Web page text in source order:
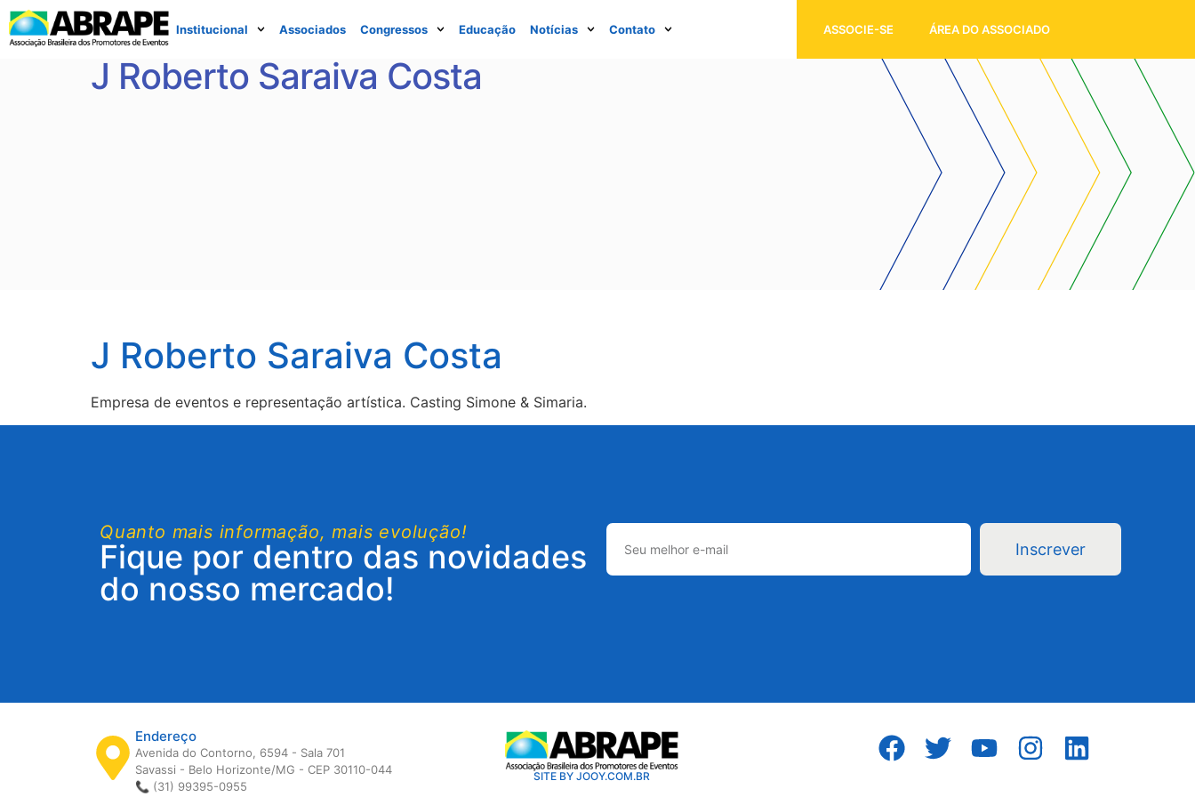
Institucional Associados Congressos Educação Notícias Contato ASSOCIE-SE ÁREA DO ASSOCIADO
J Roberto Saraiva Costa
J Roberto Saraiva Costa
Empresa de eventos e representação artística. Casting Simone & Simaria.
Quanto mais informação, mais evolução!
Fique por dentro das novidades
do nosso mercado!
Inscrever
Endereço
Avenida do Contorno, 6594 - Sala 701
Savassi - Belo Horizonte/MG - CEP 30110-044
📞 (31) 99395-0955
SITE BY JOOY.COM.BR